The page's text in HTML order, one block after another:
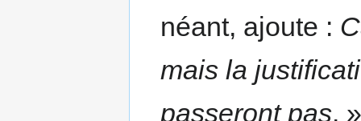
néant, ajoute :
mais la
passeront pas.